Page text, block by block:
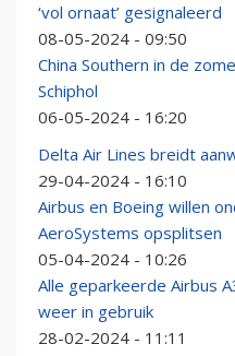
‘vol ornaat’ gesignaleerd
08-05-2024 - 09:50
China Southern in de
Schiphol
06-05-2024 - 16:20
Delta Air Lines breidt
29-04-2024 - 16:10
Airbus en Boeing willen
AeroSystems opsplitsen
05-04-2024 - 10:26
Alle geparkeerde Airbus
weer in gebruik
28-02-2024 - 11:11